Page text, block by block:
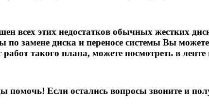
всех этих недостатков обычных жестких
по замене диска и переносе системы Вы
такого плана, можете посмотреть в
помочь! Если остались вопросы звоните и